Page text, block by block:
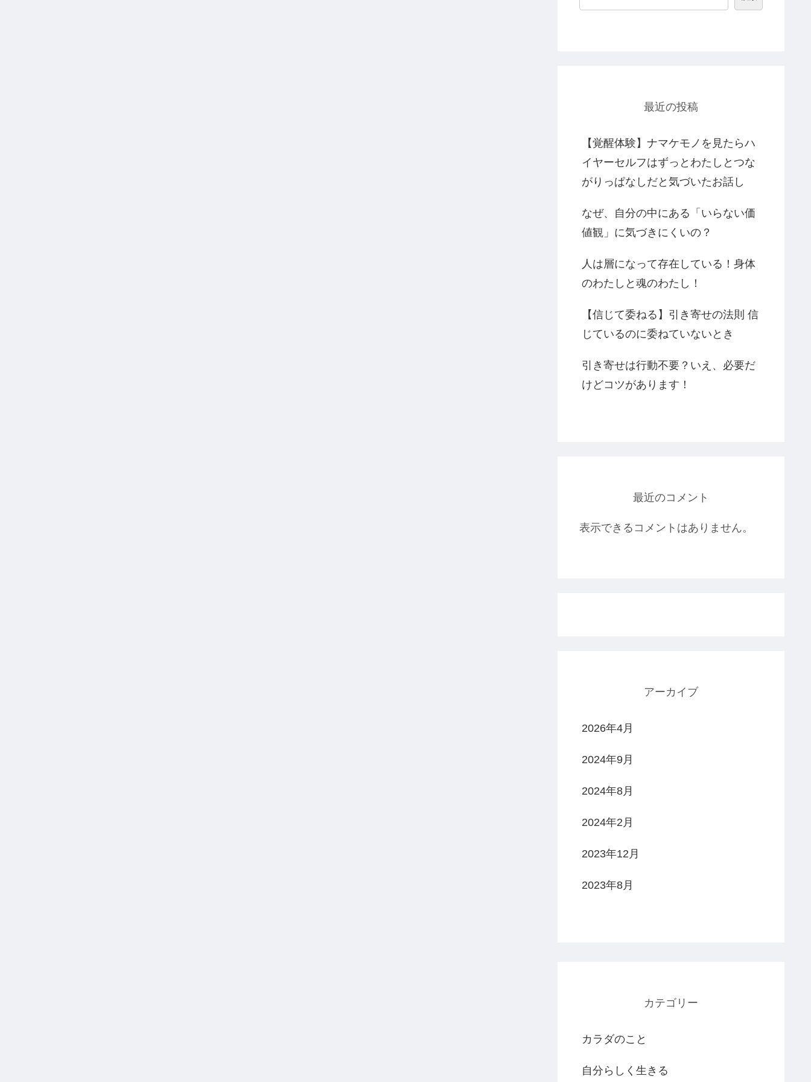
最近の投稿
【覚醒体験】ナマケモノを見たらハ
イヤーセルフはずっとわたしとつな
がりっぱなしだと気づいたお話し
なぜ、自分の中にある「いらない価
値観」に気づきにくいの？
人は層になって存在している！身体
のわたしと魂のわたし！
【信じて委ねる】引き寄せの法則 信
じているのに委ねていないとき
引き寄せは行動不要？いえ、必要だ
けどコツがあります！
最近のコメント
表示できるコメントはありません。
アーカイブ
2026年4月
2024年9月
2024年8月
2024年2月
2023年12月
2023年8月
カテゴリー
カラダのこと
自分らしく生きる